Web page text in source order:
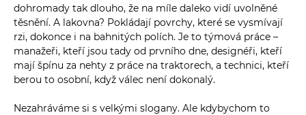
dohromady tak dlouho, že na míle daleko vidí uvolněné
těsnění. A lakovna? Pokládají povrchy, které se vysmívají
rzi, dokonce i na bahnitých polích. Je to týmová práce –
manažeři, kteří jsou tady od prvního dne, designéři, kteří
mají špínu za nehty z práce na traktorech, a technici, kteří
berou to osobní, když válec není dokonalý.
Nezahráváme si s velkými slogany. Ale kdybychom to